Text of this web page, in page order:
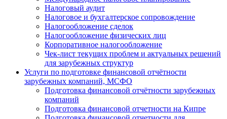
Налоговый аудит
Налоговое и бухгалтерское сопровождение
Налогообложение сделок
Налогообложение физических лиц
Корпоративное налогообложение
Чек-лист текущих проблем и актуальных решений
для зарубежных структур
Услуги по подготовке финансовой отчётности
зарубежных компаний, МСФО
Подготовка финансовой отчётности зарубежных
компаний
Подготовка финансовой отчетности на Кипре